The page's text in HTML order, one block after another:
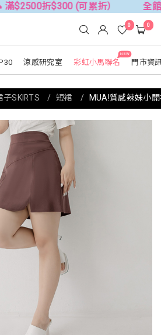
$300 (可累折） 全館3件88折
涼感研究室
NEW
彩虹小馬聯名 門市資
0 0
子SKIRTS 短裙 MUA!質感辣妹小